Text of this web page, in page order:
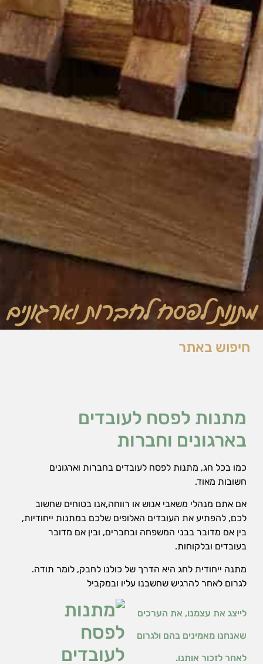
מתנות לפסח לחברות וארגונים
חיפוש באתר
מתנות לפסח לעובדים
בארגונים וחברות
כמו בכל חג, מתנות לפסח לעובדים בחברות וארגונים
חשובות מאוד.
אם אתם מנהלי משאבי אנוש או רווחה,אנו בטוחים שחשוב
לכם, להפתיע את העובדים האלופים שלכם במתנות ייחודיות,
בין אם מדובר בבני המשפחה ובחברים, ובין אם מדובר
בעובדים ובלקוחות.
מתנה ייחודית לחג היא הדרך של כולנו לחבק, לומר תודה.
לגרום לאחר להרגיש שחשבנו עליו ובמקביל
לייצג את עצמנו, את הערכים
שאנחנו מאמינים בהם ולגרום
לאחר לזכור אותנו.
את הסיכוי
לראות תוכן
והצעות
מותאמים
אישית.